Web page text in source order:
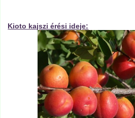
Kioto kajszi érési ideje: